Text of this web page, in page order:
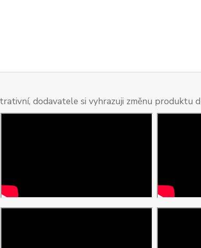
dodavatele si vyhrazuji změnu produktu